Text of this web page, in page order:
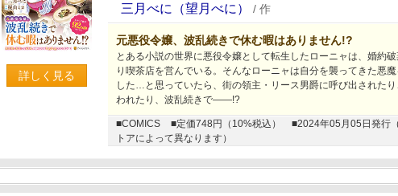
詳しく見る
三月べに（望月べに） / 作
元悪役令嬢、波乱続きで休む暇はありません!?
とある小説の世界に悪役令嬢として転生したローニャは、婚約
り喫茶店を営んでいる。そんなローニャは自分を襲ってきた悪
した…と思っていたら、街の領主・リース男爵に呼び出された
われたり、波乱続きで――!?
■COMICS ■定価748円（10%税込）
■2024年05月05日発行
トアによって異なります）